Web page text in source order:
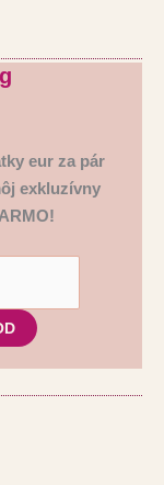
eur za pár
exkluzívny